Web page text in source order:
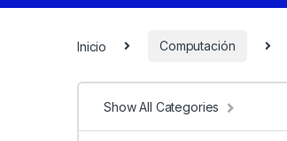
Inicio Computación
Show All Categories